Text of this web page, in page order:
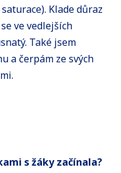
Klade důraz
ve vedlejších
Také jsem
a čerpám ze svých
s žáky začínala?